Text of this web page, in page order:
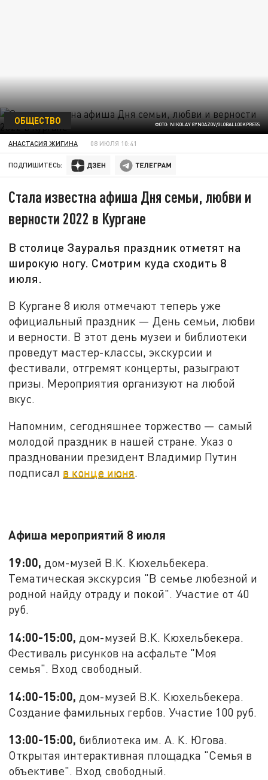
ФОТО: NIKOLAY GYNGAZOV/GLOBALLOOKPRESS
ОБЩЕСТВО
АНАСТАСИЯ ЖИГИНА 08 ИЮЛЯ 10:41
ПОДПИШИТЕСЬ:
Стала известна афиша Дня семьи, любви и
верности 2022 в Кургане
В столице Зауралья праздник отметят на
широкую ногу. Смотрим куда сходить 8
июля.
В Кургане 8 июля отмечают теперь уже
официальный праздник — День семьи, любви
и верности. В этот день музеи и библиотеки
проведут мастер-классы, экскурсии и
фестивали, отгремят концерты, разыграют
призы. Мероприятия организуют на любой
вкус.
Напомним, сегодняшнее торжество — самый
молодой праздник в нашей стране. Указ о
праздновании президент Владимир Путин
подписал в конце июня.
Афиша мероприятий 8 июля
19:00, дом-музей В.К. Кюхельбекера.
Тематическая экскурсия "В семье любезной и
родной найду отраду и покой". Участие от 40
руб.
14:00-15:00, дом-музей В.К. Кюхельбекера.
Фестиваль рисунков на асфальте "Моя
семья". Вход свободный.
14:00-15:00, дом-музей В.К. Кюхельбекера.
Создание фамильных гербов. Участие 100 руб.
13:00-15:00, библиотека им. А. К. Югова.
Открытая интерактивная площадка "Семья в
объективе". Вход свободный.